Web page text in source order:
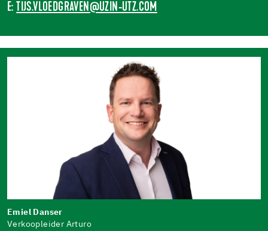
E: TIJS.VLOEDGRAVEN@UZIN-UTZ.COM
Emiel Danser
Verkoopleider Arturo